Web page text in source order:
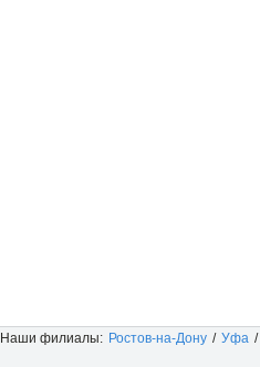
Наши филиалы: Ростов-на-Дону / Уфа /